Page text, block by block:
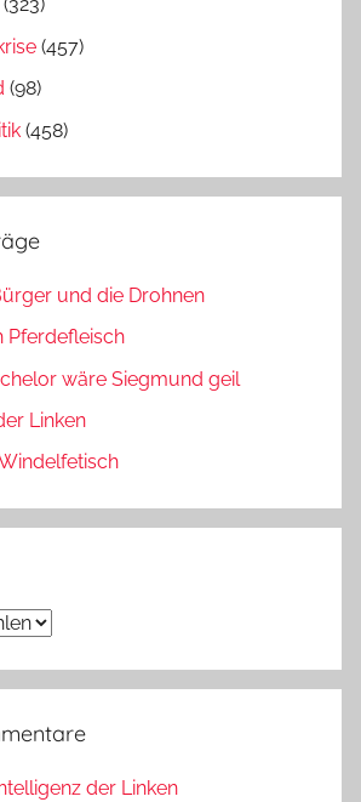
(323)
(457)
(98)
(458)
und die Drohnen
Pferdefleisch
wäre Siegmund geil
Linken
der Linken